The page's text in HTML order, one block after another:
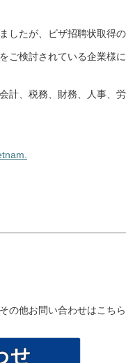
したが、ビザ招聘状取得
ご検討されている企業様に
計、税務、財務、人事、
の他お問い合わせはこちら